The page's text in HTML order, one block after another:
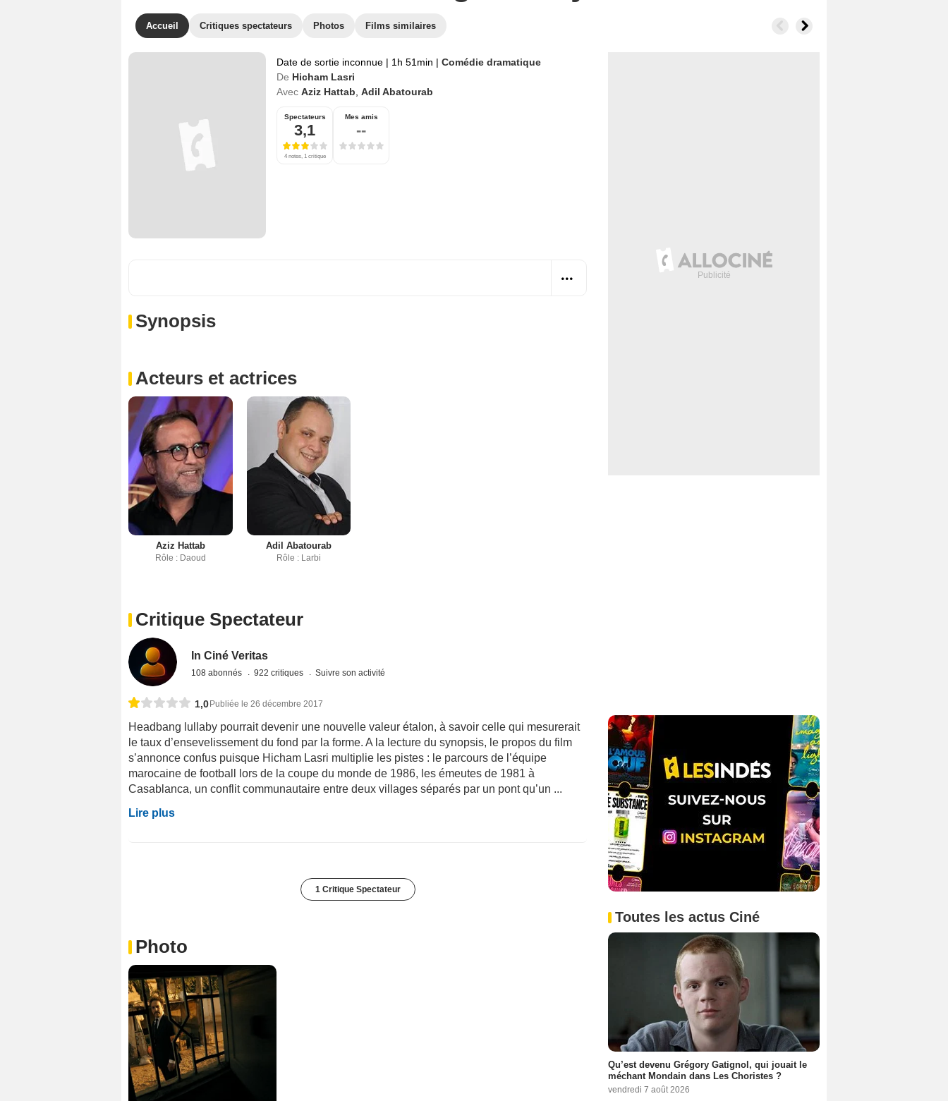
Accueil Critiques spectateurs Photos Films similaires
Date de sortie inconnue | 1h 51min | Comédie dramatique
De Hicham Lasri
Avec Aziz Hattab Adil Abatourab
Spectateurs
3,1
4 notes, 1 critique
Mes amis
--
Synopsis
Acteurs et actrices
Aziz Hattab
Rôle : Daoud
Adil Abatourab
Rôle : Larbi
Critique Spectateur
In Ciné Veritas
108 abonnés 922 critiques Suivre son activité
1,0 Publiée le 26 décembre 2017
Headbang lullaby pourrait devenir une nouvelle valeur étalon, à savoir celle qui mesurerait
le taux d’ensevelissement du fond par la forme. A la lecture du synopsis, le propos du film
s’annonce confus puisque Hicham Lasri multiplie les pistes : le parcours de l’équipe
marocaine de football lors de la coupe du monde de 1986, les émeutes de 1981 à
Casablanca, un conflit communautaire entre deux villages séparés par un pont qu’un ...
Lire plus
1 Critique Spectateur
Photo
Toutes les actus Ciné
Qu’est devenu Grégory Gatignol, qui jouait le
méchant Mondain dans Les Choristes ?
vendredi 7 août 2026